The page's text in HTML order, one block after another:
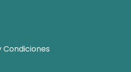
Condiciones